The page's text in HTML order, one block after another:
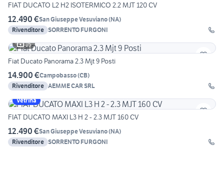
FIAT DUCATO L2 H2 ISOTERMICO 2.2 MJT 120 CV
12.490 €San Giuseppe Vesuviano(NA)
Rivenditore SORRENTO FURGONI
15
Fiat Ducato Panorama 2.3 Mjt 9 Posti
14.900 €Campobasso(CB)
Rivenditore AEMME CAR SRL
Vetrina
FIAT DUCATO MAXI L3 H 2 - 2.3 MJT 160 CV
12.490 €San Giuseppe Vesuviano(NA)
Rivenditore SORRENTO FURGONI